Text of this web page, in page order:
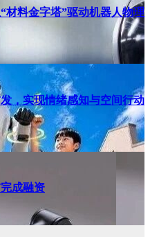
材料金字塔”驱动机器人物理
，实现情绪感知与空间行动
成融资